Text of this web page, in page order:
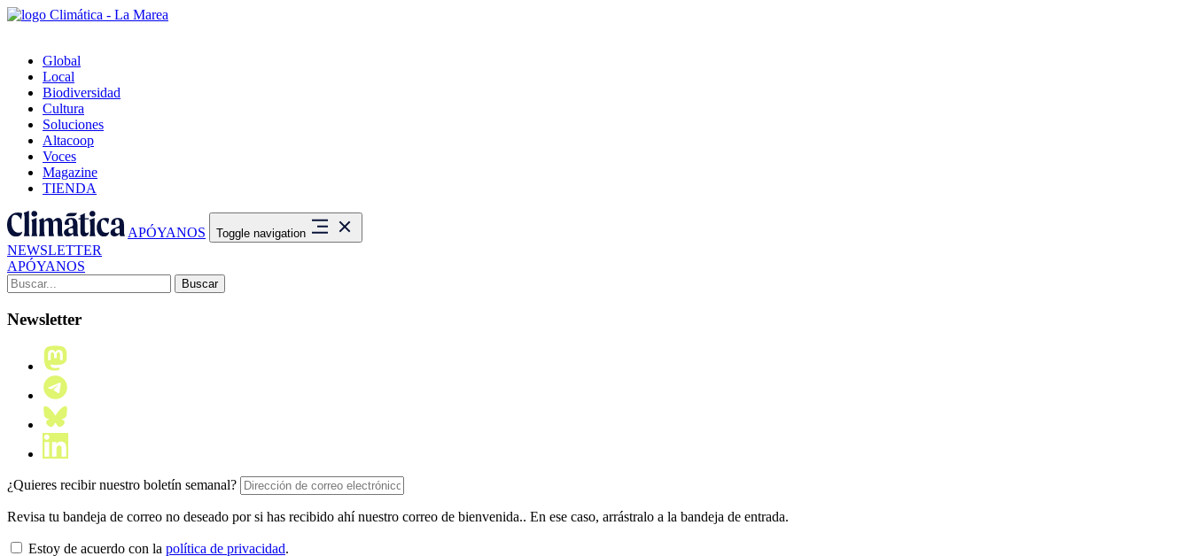
Global
Local
Biodiversidad
Cultura
Soluciones
Altacoop
Voces
Magazine
TIENDA
APÓYANOS Toggle navigation
NEWSLETTER
APÓYANOS
Buscar:
Newsletter
¿Quieres recibir nuestro boletín semanal?
Revisa tu bandeja de correo no deseado por si has recibido ahí nuestro correo de bienvenida.. En ese caso, arrástralo a la bandeja de entrada.
Estoy de acuerdo con la política de privacidad.